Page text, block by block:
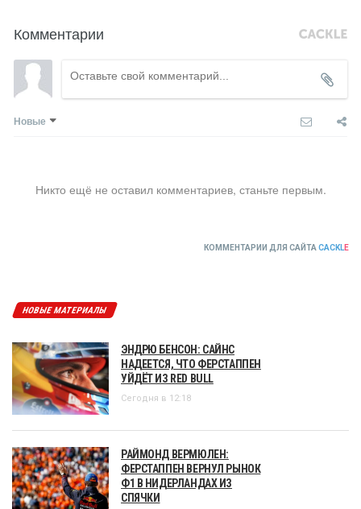
Комментарии
Новые
Никто ещё не оставил комментариев, станьте первым.
КОММЕНТАРИИ ДЛЯ САЙТА CACKLE
НОВЫЕ МАТЕРИАЛЫ
ЭНДРЮ БЕНСОН: САЙНС
НАДЕЕТСЯ, ЧТО ФЕРСТАППЕН
УЙДЁТ ИЗ RED BULL
Сегодня в 12:18
РАЙМОНД ВЕРМЮЛЕН:
ФЕРСТАППЕН ВЕРНУЛ РЫНОК
Ф1 В НИДЕРЛАНДАХ ИЗ
СПЯЧКИ